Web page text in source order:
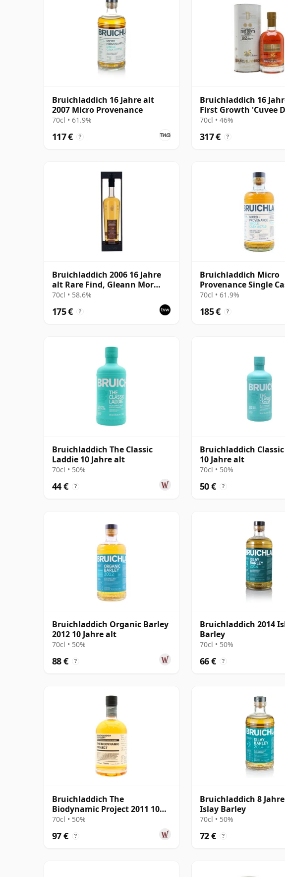
Bruichladdich 16 Jahre alt
2007 Micro Provenance
70cl • 61.9%
117 € ?
Bruichladdich 16
First Growth 'Cuvee
Leognan
70cl • 46%
317 € ?
Bruichladdich 2006 16 Jahre
alt Rare Find, Gleann Mor
2022 Bottling - Single Cask
70cl • 58.6%
175 € ?
Bruichladdich Micro
Provenance Single
2007 16 Jahre alt
70cl • 61.9%
185 € ?
Bruichladdich The Classic
Laddie 10 Jahre alt
70cl • 50%
44 € ?
Bruichladdich
10 Jahre alt
70cl • 50%
50 € ?
Bruichladdich Organic Barley
2012 10 Jahre alt
70cl • 50%
88 € ?
Bruichladdich 2014
Barley
70cl • 50%
66 € ?
Bruichladdich The
Biodynamic Project 2011 10
Jahre alt
70cl • 50%
97 € ?
Bruichladdich 8
Islay Barley
70cl • 50%
72 € ?